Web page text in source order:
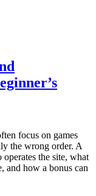
focus on games
the wrong order. A
the site, what
and how a bonus can